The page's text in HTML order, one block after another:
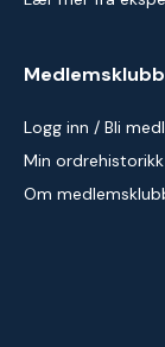
Medlemsklubb
Logg inn / Bli
Min ordrehistorikk
Om